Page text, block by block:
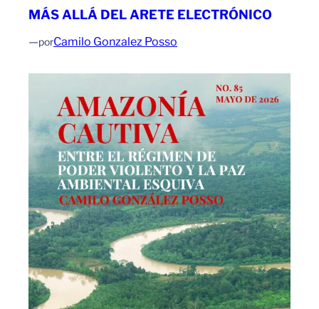
MÁS ALLÁ DEL ARETE ELECTRÓNICO
—porCamilo Gonzalez Posso